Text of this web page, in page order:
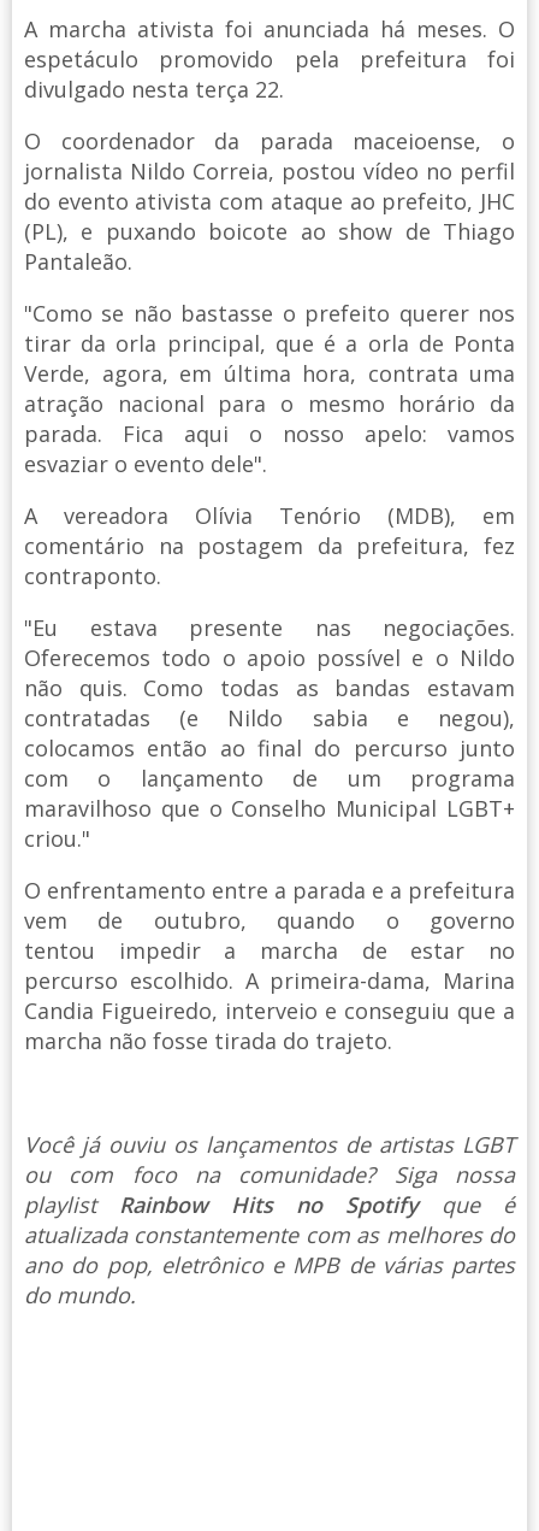
A marcha ativista foi anunciada há meses. O
espetáculo promovido pela prefeitura foi
divulgado nesta terça 22.
O coordenador da parada maceioense, o
jornalista Nildo Correia, postou vídeo no perfil
do evento ativista com ataque ao prefeito, JHC
(PL), e puxando boicote ao show de Thiago
Pantaleão.
"Como se não bastasse o prefeito querer nos
tirar da orla principal, que é a orla de Ponta
Verde, agora, em última hora, contrata uma
atração nacional para o mesmo horário da
parada. Fica aqui o nosso apelo: vamos
esvaziar o evento dele".
A vereadora Olívia Tenório (MDB), em
comentário na postagem da prefeitura, fez
contraponto.
"Eu estava presente nas negociações.
Oferecemos todo o apoio possível e o Nildo
não quis. Como todas as bandas estavam
contratadas (e Nildo sabia e negou),
colocamos então ao final do percurso junto
com o lançamento de um programa
maravilhoso que o Conselho Municipal LGBT+
criou."
O enfrentamento entre a parada e a prefeitura
vem de outubro, quando o governo
tentou impedir a marcha de estar no
percurso escolhido. A primeira-dama, Marina
Candia Figueiredo, interveio e conseguiu que a
marcha não fosse tirada do trajeto.
Você já ouviu os lançamentos de artistas LGBT
ou com foco na comunidade? Siga nossa
playlist Rainbow Hits no Spotify que é
atualizada constantemente com as melhores do
ano do pop, eletrônico e MPB de várias partes
do mundo.